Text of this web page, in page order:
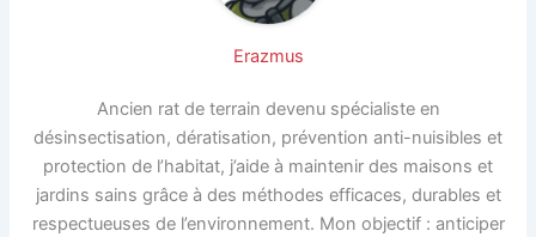
Erazmus
Ancien rat de terrain devenu spécialiste en
désinsectisation, dératisation, prévention anti-nuisibles et
protection de l’habitat, j’aide à maintenir des maisons et
jardins sains grâce à des méthodes efficaces, durables et
respectueuses de l’environnement. Mon objectif : anticiper